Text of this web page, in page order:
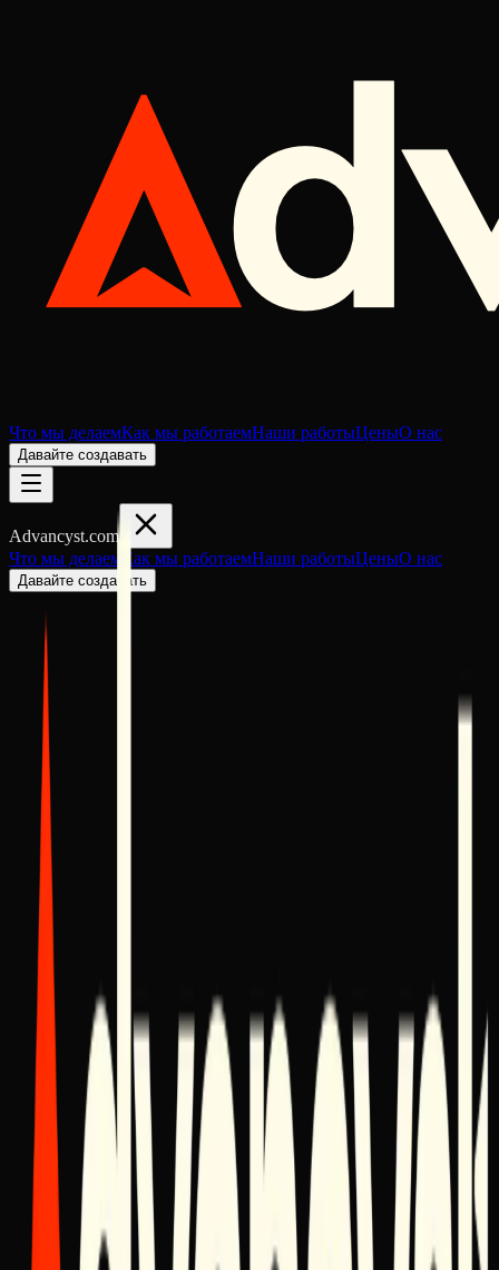
Что мы делаемКак мы работаемНаши работыЦеныО нас
Давайте создавать
Advancyst.com
Что мы делаем
Как мы работаемНаши работыЦеныО нас
Давайте создавать